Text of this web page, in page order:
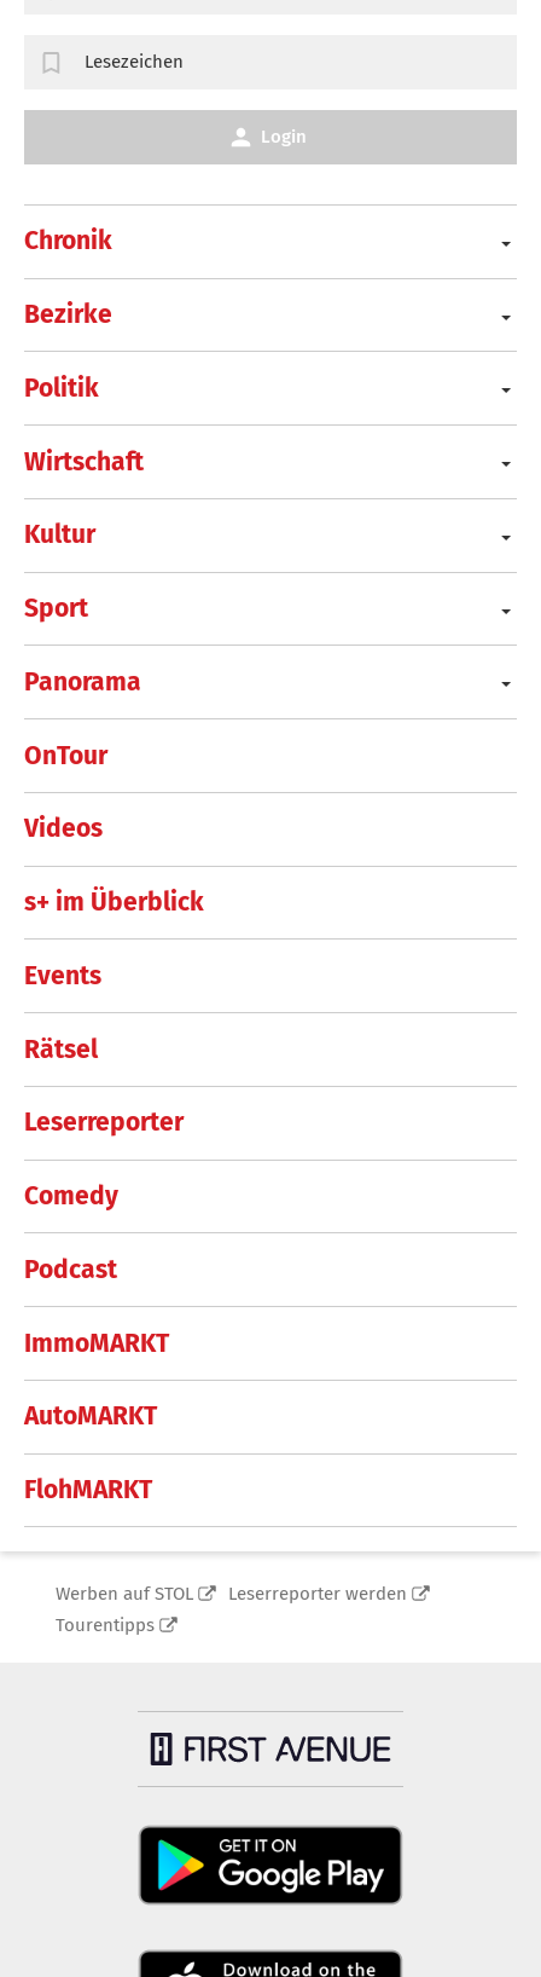
Chronik
Bezirke
Politik
Wirtschaft
Kultur
Sport
Panorama
OnTour
Videos
s+ im Überblick
Events
Rätsel
Leserreporter
Comedy
Podcast
ImmoMARKT
AutoMARKT
FlohMARKT
Lesezeichen
Login
Werben auf STOL
Leserreporter werden
Tourentipps